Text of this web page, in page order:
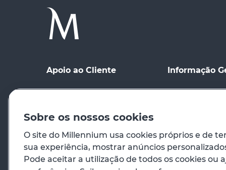
Apoio ao Cliente
Ponto de contacto
Preçário
Em caso de emergência
Informação
Condições
Condições de
Princípios
Venda de
Sobre os nossos cookies
O site do Millennium usa cookies próprios e de
sua experiência, mostrar anúncios
Pode aceitar a utilização de todos os cookies ou